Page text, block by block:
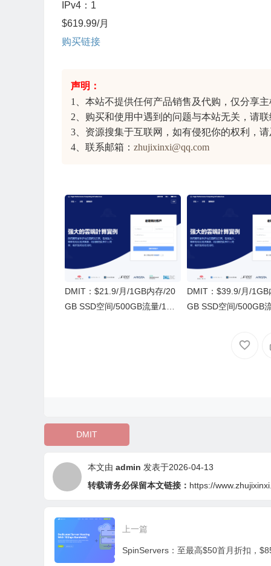
IPv4：1
$619.99/月
购买链接
声明：
1、本站不提供任何产品销售及代购，仅分享
2、购买和使用中遇到的问题与本站无关，请
3、资源搜集于互联网，如有侵犯你的权利，
4、联系邮箱： zhujixinxi@qq.com
DMIT：$21.9/月/1GB内存/20
GB SSD空间/500GB流量/1Gb
DMIT：$39.9/月/1GB
GB SSD空间/500GB
DMIT
本文由 admin 发表于2026-04-13
转载请务必保留本文链接： https://
上一篇